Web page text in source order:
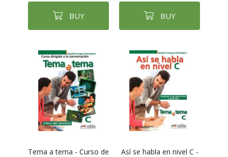
BUY BUY
Tema a tema - Curso de
Así se habla en nivel C -